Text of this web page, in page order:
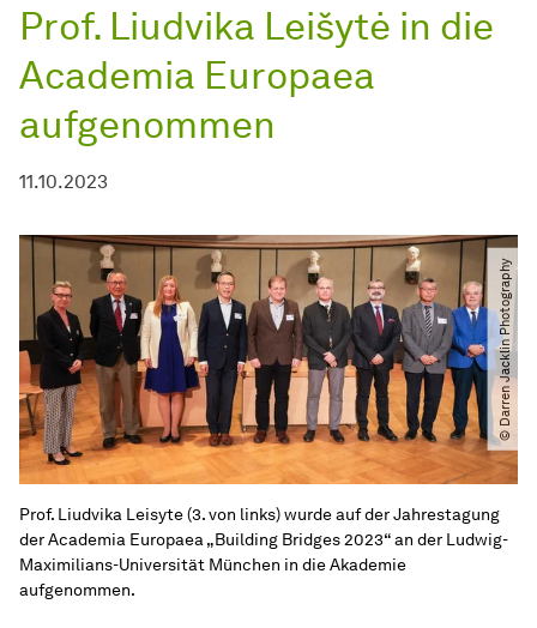
Prof. Liudvika Leišytė in die
Academia Europaea
aufgenommen
11.10.2023
© Darren Jacklin Photography
Prof. Liudvika Leisyte (3. von links) wurde auf der Jahrestagung
der Academia Europaea „Building Bridges 2023“ an der Ludwig-
Maximilians-Universität München in die Akademie
aufgenommen.